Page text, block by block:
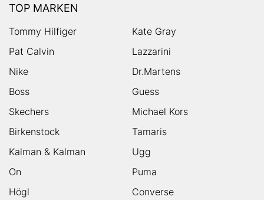
TOP MARKEN
Tommy Hilfiger
Kate Gray
Pat Calvin
Lazzarini
Nike
Dr.Martens
Boss
Guess
Skechers
Michael Kors
Birkenstock
Tamaris
Kalman & Kalman
Ugg
On
Puma
Högl
Converse